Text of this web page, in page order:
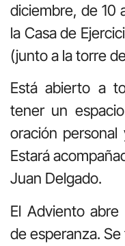
diciembre, de 10
la Casa de
(junto a la torre
Está abierto a
tener un
oración
Estará
Juan Delgado.
El Adviento
de esperanza.